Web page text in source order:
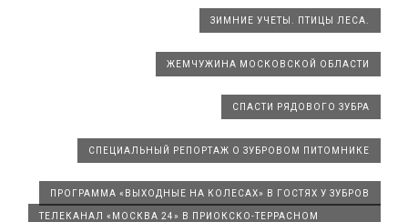
ЗИМНИЕ УЧЕТЫ. ПТИЦЫ ЛЕСА.
ЖЕМЧУЖИНА МОСКОВСКОЙ ОБЛАСТИ
СПАСТИ РЯДОВОГО ЗУБРА
СПЕЦИАЛЬНЫЙ РЕПОРТАЖ О ЗУБРОВОМ ПИТОМНИКЕ
ПРОГРАММА «ВЫХОДНЫЕ НА КОЛЕСАХ» В ГОСТЯХ У ЗУБРОВ
ТЕЛЕКАНАЛ «МОСКВА 24» В ПРИОКСКО-ТЕРРАСНОМ